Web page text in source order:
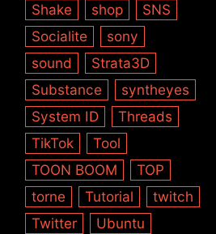
Shake
shop
SNS
Socialite
sony
sound
Strata3D
Substance
syntheyes
System ID
Threads
TikTok
Tool
TOON BOOM
TOP
torne
Tutorial
twitch
Twitter
Ubuntu